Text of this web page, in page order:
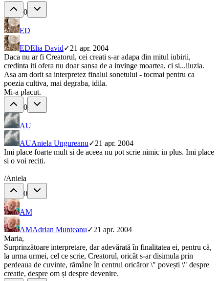
0
ED
EDElia David✓21 apr. 2004
Daca nu ar fi Creatorul, cei creati s-ar adapa din mitul iubirii,
credinta iti ofera nu doar sansa de a invinge moartea, ci si...iluzia.
Asa am dorit sa interpretez finalul sonetului - tocmai pentru ca
poezia cultiva, mai degraba, idila.
Mi-a placut.
0
AU
AUAniela Ungureanu✓21 apr. 2004
Imi place foarte mult si de aceea nu pot scrie nimic in plus. Imi place
si o voi reciti.
/Aniela
0
AM
AMAdrian Munteanu✓21 apr. 2004
Maria,
Surprinzătoare interpretare, dar adevărată în finalitatea ei, pentru că,
la urma urmei, cel ce scrie, Creatorul, oricât s-ar disimula prin
perdeaua de cuvinte, rămâne în centrul oricăror \" povești \" despre
creatie, despre om și despre devenire.